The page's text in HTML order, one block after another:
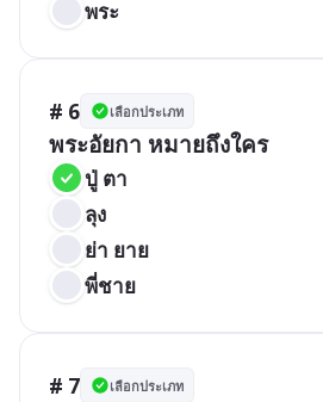
พระ
# 6 เลือกประเภท
พระอัยกา หมายถึงใคร
ปู่ ตา
ลุง
ย่า ยาย
พี่ชาย
# 7 เลือกประเภท